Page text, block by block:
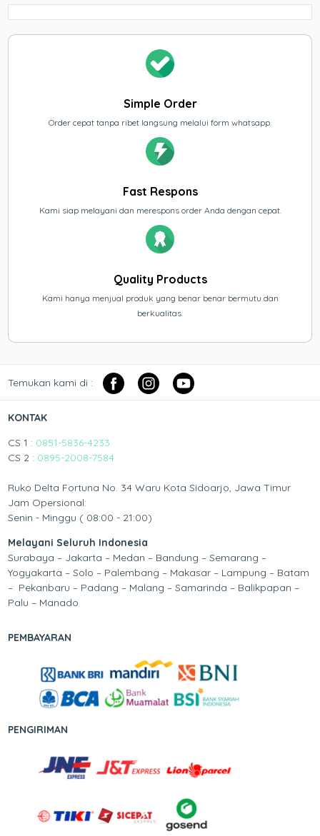
Simple Order
Order cepat tanpa ribet langsung melalui form whatsapp.
Fast Respons
Kami siap melayani dan merespons order Anda dengan cepat.
Quality Products
Kami hanya menjual produk yang benar benar bermutu dan
berkualitas.
Temukan kami di :
KONTAK
CS 1 : 0851-5836-4233
CS 2 : 0895-2008-7584
Ruko Delta Fortuna No. 34 Waru Kota Sidoarjo, Jawa Timur
Jam Opersional:
Senin - Minggu ( 08:00 - 21:00)
Melayani Seluruh Indonesia
Surabaya – Jakarta – Medan – Bandung – Semarang –
Yogyakarta – Solo – Palembang – Makasar – Lampung – Batam
– Pekanbaru – Padang – Malang – Samarinda – Balikpapan –
Palu – Manado
PEMBAYARAN
PENGIRIMAN